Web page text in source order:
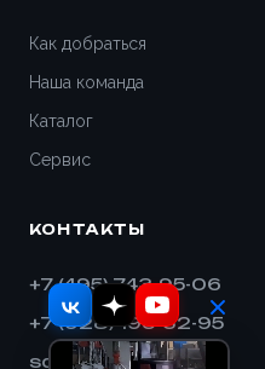
Как добраться
Наша команда
Каталог
Сервис
КОНТАКТЫ
+7 (495) 743-95-06
+7 (928) 193-32-95
sales@shnek.ru